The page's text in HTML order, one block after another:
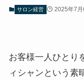
サロン経営 2025年7月
お客様一人ひとり
ィシャンという素